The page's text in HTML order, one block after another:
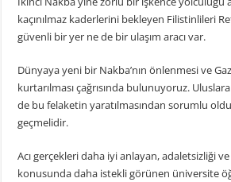
kaçınılmaz kaderlerini bekleyen Filistinlileri
güvenli bir yer ne de bir ulaşım aracı var.
Dünyaya yeni bir Nakba’nın önlenmesi ve
kurtarılması çağrısında bulunuyoruz.
de bu felaketin yaratılmasından sorumlu
geçmelidir.
Acı gerçekleri daha iyi anlayan, adaletsizliği
konusunda daha istekli görünen üniversite